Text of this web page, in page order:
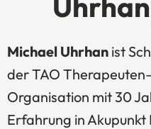
Michael Uhrhan ist
der TAO
Organisation mit 30
Erfahrung in